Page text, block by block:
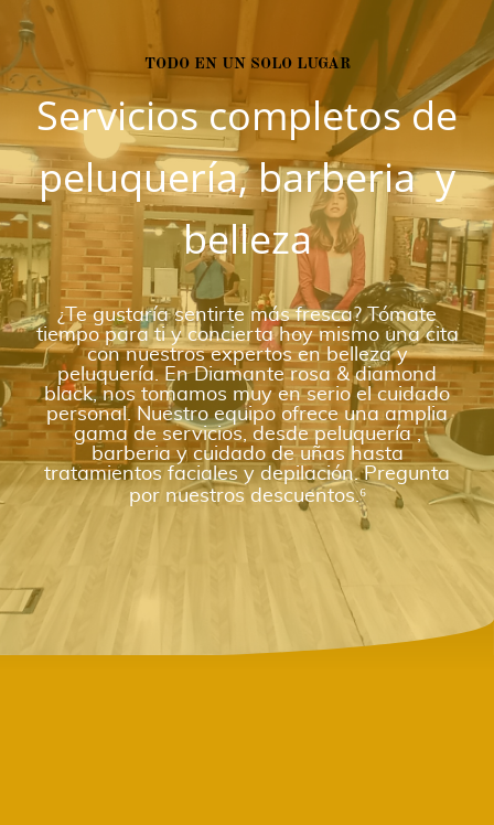
TODO EN UN SOLO LUGAR
Servicios completos de
peluquería, barberia y
belleza
¿Te gustaría sentirte más fresca? Tómate
tiempo para ti y concierta hoy mismo una cita
con nuestros expertos en belleza y
peluquería. En Diamante rosa & diamond
black, nos tomamos muy en serio el cuidado
personal. Nuestro equipo ofrece una amplia
gama de servicios, desde peluquería ,
barberia y cuidado de uñas hasta
tratamientos faciales y depilación. Pregunta
por nuestros descuentos.⁶